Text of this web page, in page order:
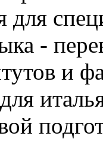
для
-
и